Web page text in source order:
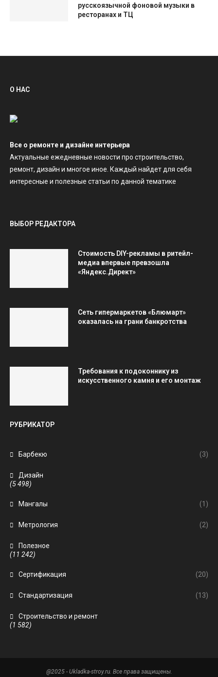
русскоязычной фоновой музыки в
ресторанах и ТЦ
О НАС
Все о ремонте и дизайне интерьера
Актуальные ежедневные новости про строительство,
ремонт, дизайн и многое иное. Каждый найдет для себя
интересные и полезные статьи по данной тематике
ВЫБОР РЕДАКТОРА
Стоимость DIY-рекламы в ритейл-
медиа впервые превзошла
«Яндекс.Директ»
Сеть гипермаркетов «Блюмарт»
оказалась на грани банкротства
Требования к подоконнику из
искусственного камня и его монтаж
РУБРИКАТОР
Барбекю (3)
Дизайн
(5 498)
Мангалы (1)
Метрология (2)
Полезное
(11 242)
Сертификация (20)
Стандартизация (13)
Строительство и ремонт
(1 582)
@2025 - Ukladka-stroy.ru. Все права защищены.